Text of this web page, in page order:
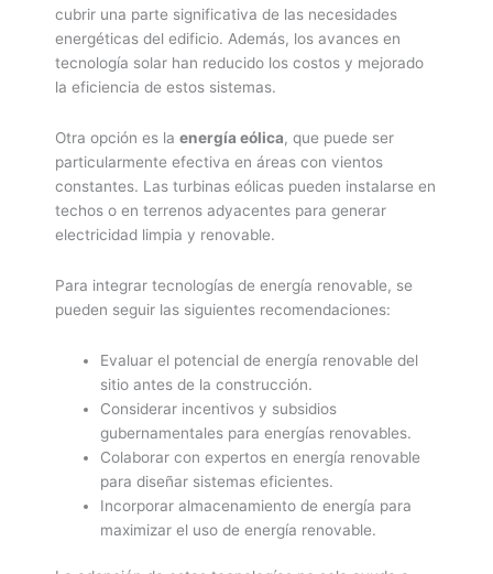
cubrir una parte significativa de las necesidades
energéticas del edificio. Además, los avances en
tecnología solar han reducido los costos y mejorado
la eficiencia de estos sistemas.
Otra opción es la energía eólica, que puede ser
particularmente efectiva en áreas con vientos
constantes. Las turbinas eólicas pueden instalarse en
techos o en terrenos adyacentes para generar
electricidad limpia y renovable.
Para integrar tecnologías de energía renovable, se
pueden seguir las siguientes recomendaciones:
Evaluar el potencial de energía renovable del
sitio antes de la construcción.
Considerar incentivos y subsidios
gubernamentales para energías renovables.
Colaborar con expertos en energía renovable
para diseñar sistemas eficientes.
Incorporar almacenamiento de energía para
maximizar el uso de energía renovable.